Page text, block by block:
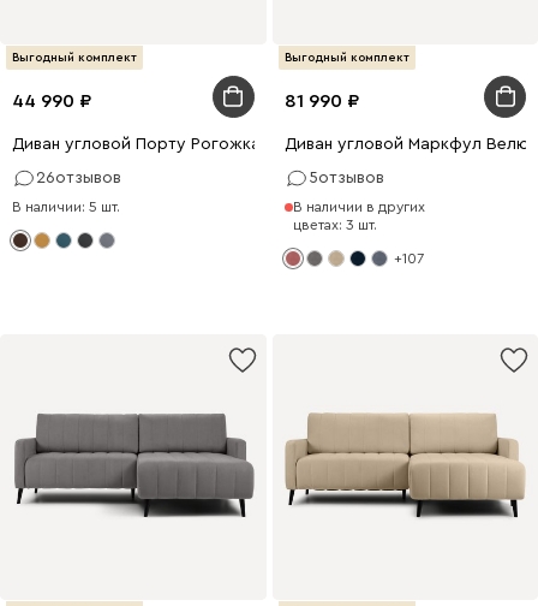
Выгодный комплект
44 990
Диван угловой Порту Рогожка Коричневый
26отзывов
В наличии: 5 шт.
Выгодный комплект
81 990
Диван угловой Маркфул
5отзывов
В наличии в других
цветах: 3 шт.
+107